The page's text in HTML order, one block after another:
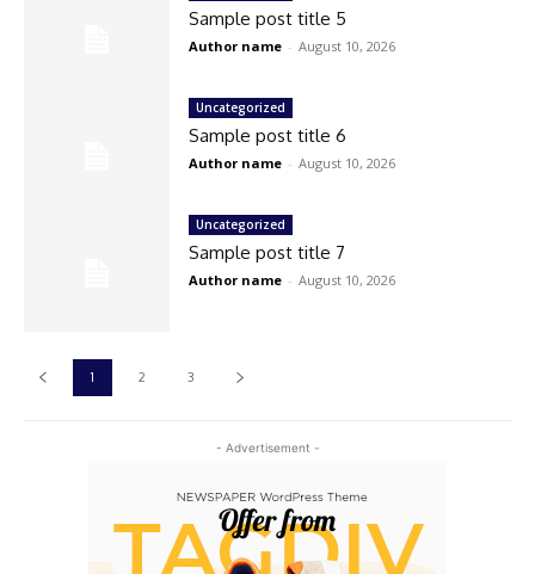
- Advertisement -
Sample post title 5
Author name - August 10, 2026
Uncategorized
Sample post title 6
Author name - August 10, 2026
Uncategorized
Sample post title 7
Author name - August 10, 2026
1 2 3